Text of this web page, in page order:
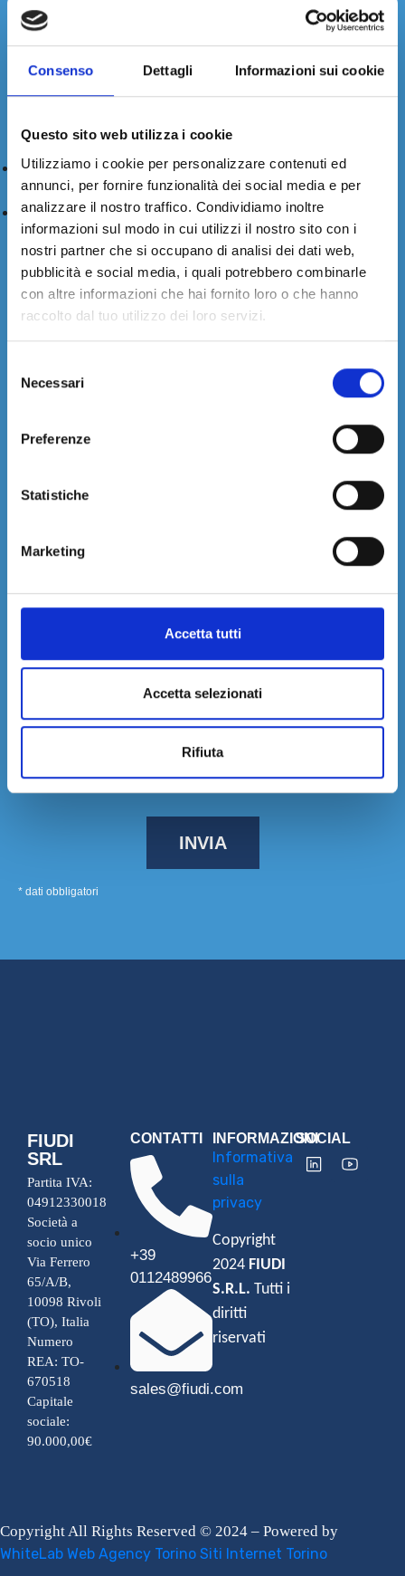
Consenso Dettagli Informazioni sui cookie
Questo sito web utilizza i cookie
Utilizziamo i cookie per personalizzare contenuti ed
annunci, per fornire funzionalità dei social media e per
analizzare il nostro traffico. Condividiamo inoltre
informazioni sul modo in cui utilizzi il nostro sito con i
nostri partner che si occupano di analisi dei dati web,
pubblicità e social media, i quali potrebbero combinarle
con altre informazioni che hai fornito loro o che hanno
raccolto dal tuo utilizzo dei loro servizi.
delNecessari
Preferenze
Statistiche
Marketing
Accetta tutti
Accetta selezionati
Rifiuta
VUOI MAGGIORI
INFORMAZIONI?
CONTATTACI.
Compila il form, chiamaci o mandaci una email. Ti
+39 (0)11. 248.99.66
sales@fiudi.com
Dimensione massima del file: 5 MB.
del sito *
* dati obbligatori
FIUDI
SRL
Partita IVA:
04912330018
Società a
socio unico
Via Ferrero
65/A/B,
10098 Rivoli
(TO), Italia
Numero
REA: TO-
670518
Capitale
sociale:
90.000,00€
CONTATTI
+39
0112489966
sales@fiudi.com
INFORMAZIONI
Informativa
sulla
privacy
Copyright
2024 FIUDI
S.R.L. Tutti i
diritti
riservati
SOCIAL
Copyright All Rights Reserved © 2024 – Powered by
WhiteLab Web Agency Torino Siti Internet Torino